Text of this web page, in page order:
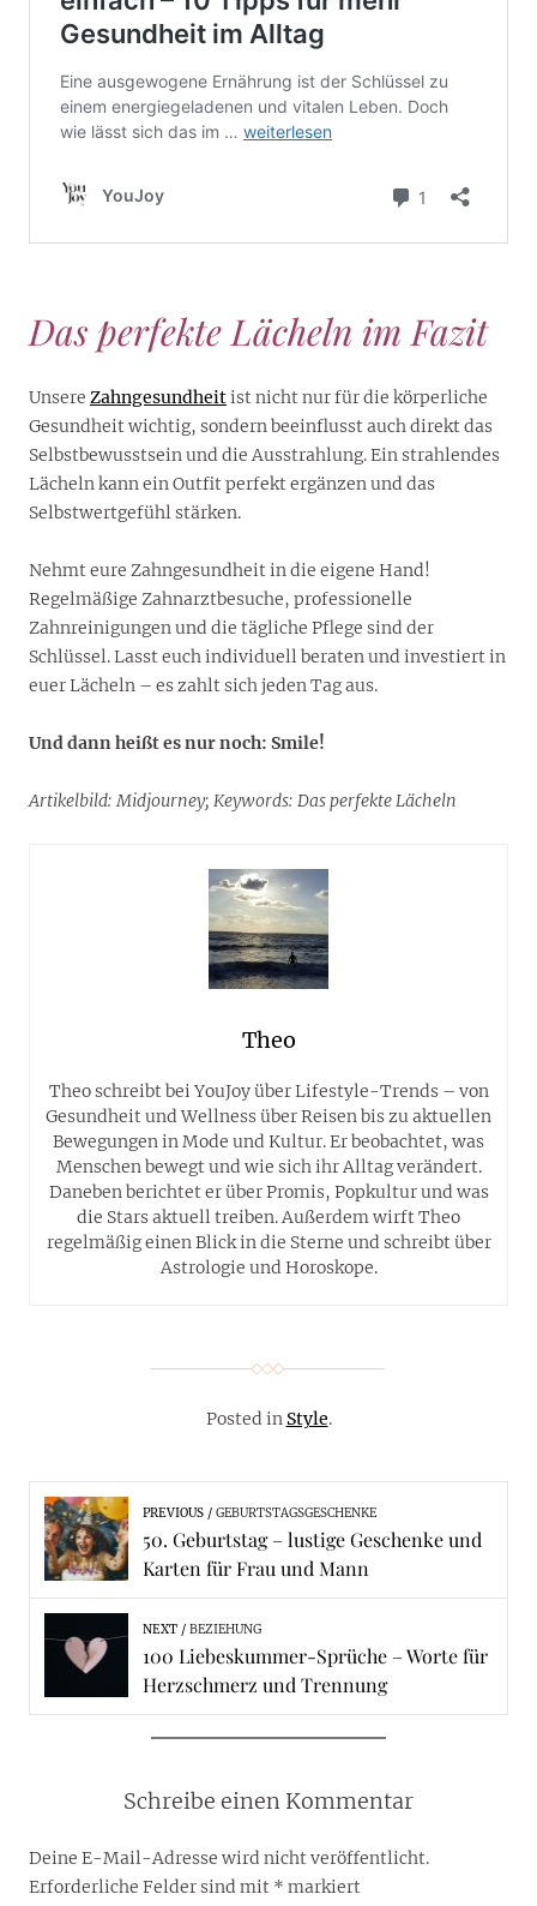
Das perfekte Lächeln im Fazit
Unsere Zahngesundheitist nicht nur für die körperliche
Gesundheit wichtig, sondern beeinflusst auch direkt das
Selbstbewusstsein und die Ausstrahlung. Ein strahlendes
Lächeln kann ein Outfit perfekt ergänzen und das
Selbstwertgefühl stärken.
Nehmt eure Zahngesundheit in die eigene Hand!
Regelmäßige Zahnarztbesuche, professionelle
Zahnreinigungen und die tägliche Pflege sind der
Schlüssel. Lasst euch individuell beraten und investiert in
euer Lächeln – es zahlt sich jeden Tag aus.
Und dann heißt es nur noch: Smile!
Artikelbild: Midjourney; Keywords: Das perfekte Lächeln
Theo
Theo schreibt bei YouJoy über Lifestyle-Trends – von
Gesundheit und Wellness über Reisen bis zu aktuellen
Bewegungen in Mode und Kultur. Er beobachtet, was
Menschen bewegt und wie sich ihr Alltag verändert.
Daneben berichtet er über Promis, Popkultur und was
die Stars aktuell treiben. Außerdem wirft Theo
regelmäßig einen Blick in die Sterne und schreibt über
Astrologie und Horoskope.
Posted in Style.
PREVIOUS GEBURTSTAGSGESCHENKE
50. Geburtstag – lustige Geschenke und
Karten für Frau und Mann
NEXT BEZIEHUNG
100 Liebeskummer-Sprüche – Worte für
Herzschmerz und Trennung
Schreibe einen Kommentar
Deine E-Mail-Adresse wird nicht veröffentlicht.
Erforderliche Felder sind mit * markiert